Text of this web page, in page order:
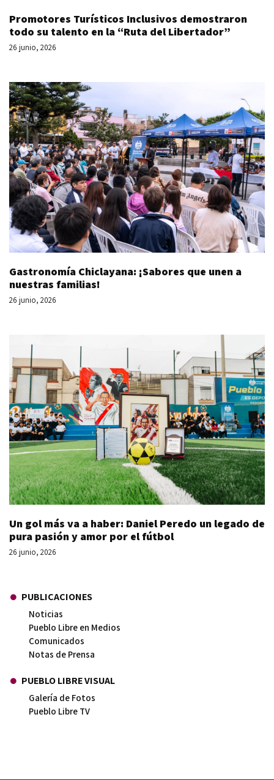
Promotores Turísticos Inclusivos demostraron
todo su talento en la “Ruta del Libertador”
26 junio, 2026
Gastronomía Chiclayana: ¡Sabores que unen a
nuestras familias!
26 junio, 2026
Un gol más va a haber: Daniel Peredo un legado de
pura pasión y amor por el fútbol
26 junio, 2026
PUBLICACIONES
Noticias
Pueblo Libre en Medios
Comunicados
Notas de Prensa
PUEBLO LIBRE VISUAL
Galería de Fotos
Pueblo Libre TV